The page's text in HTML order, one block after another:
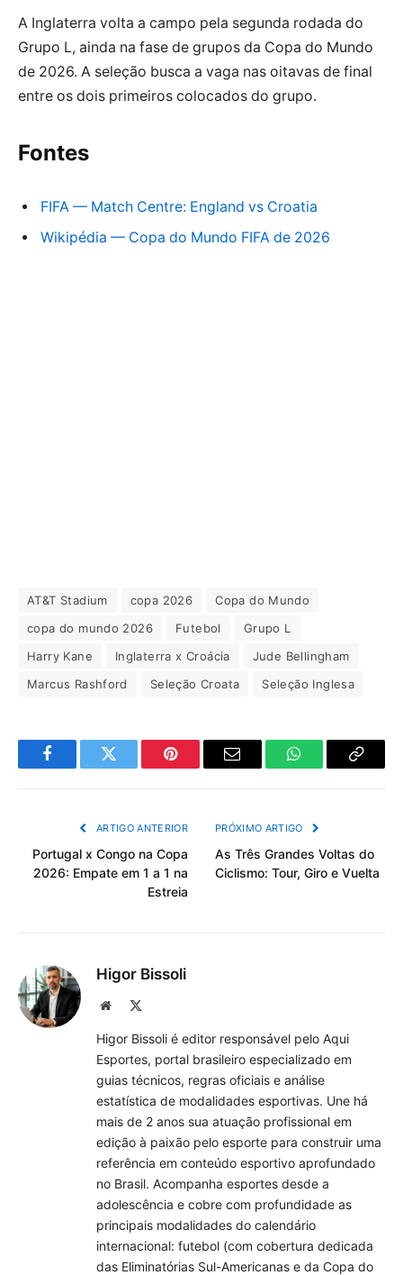
A Inglaterra volta a campo pela segunda rodada do
Grupo L, ainda na fase de grupos da Copa do Mundo
de 2026. A seleção busca a vaga nas oitavas de final
entre os dois primeiros colocados do grupo.
Fontes
FIFA — Match Centre: England vs Croatia
Wikipédia — Copa do Mundo FIFA de 2026
AT&T Stadium copa 2026
Copa do Mundo
copa do mundo 2026
Futebol
Grupo L
Harry Kane
Inglaterra x Croácia
Jude Bellingham
Marcus Rashford
Seleção Croata Seleção Inglesa
FacebookTwitter Pinterest Email WhatsAppCopiar
ARTIGO ANTERIOR
Portugal x Congo na Copa
2026: Empate em 1 a 1 na
Estreia
PRÓXIMO ARTIGO
As Três Grandes Voltas do
Ciclismo: Tour, Giro e Vuelta
Higor Bissoli
Site
Higor Bissoli é editor responsável pelo Aqui
Esportes, portal brasileiro especializado em
guias técnicos, regras oficiais e análise
estatística de modalidades esportivas. Une há
mais de 2 anos sua atuação profissional em
edição à paixão pelo esporte para construir uma
referência em conteúdo esportivo aprofundado
no Brasil. Acompanha esportes desde a
adolescência e cobre com profundidade as
principais modalidades do calendário
internacional: futebol (com cobertura dedicada
das Eliminatórias Sul-Americanas e da Copa do